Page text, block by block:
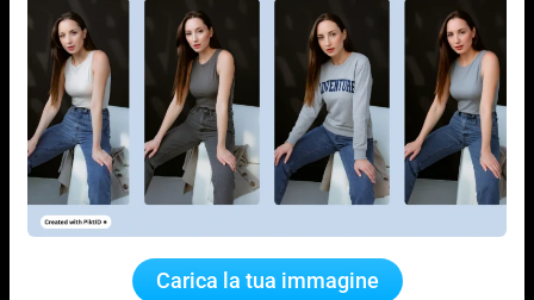
Carica la tua immagine